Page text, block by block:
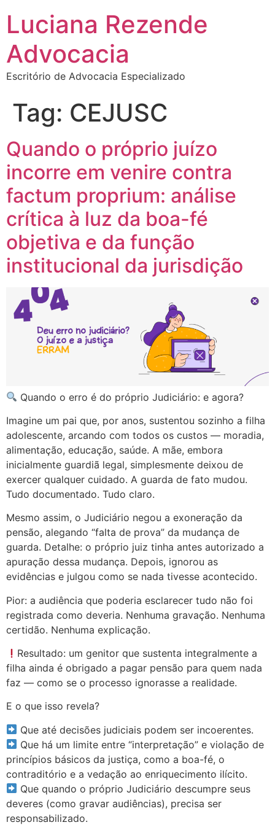
Luciana Rezende
Advocacia
Escritório de Advocacia Especializado
Tag: CEJUSC
Quando o próprio juízo
incorre em venire contra
factum proprium: análise
crítica à luz da boa-fé
objetiva e da função
institucional da jurisdição
Quando o erro é do próprio Judiciário: e agora?
Imagine um pai que, por anos, sustentou sozinho a filha
adolescente, arcando com todos os custos — moradia,
alimentação, educação, saúde. A mãe, embora
inicialmente guardiã legal, simplesmente deixou de
exercer qualquer cuidado. A guarda de fato mudou.
Tudo documentado. Tudo claro.
Mesmo assim, o Judiciário negou a exoneração da
pensão, alegando “falta de prova” da mudança de
guarda. Detalhe: o próprio juiz tinha antes autorizado a
apuração dessa mudança. Depois, ignorou as
evidências e julgou como se nada tivesse acontecido.
Pior: a audiência que poderia esclarecer tudo não foi
registrada como deveria. Nenhuma gravação. Nenhuma
certidão. Nenhuma explicação.
Resultado: um genitor que sustenta integralmente a
filha ainda é obrigado a pagar pensão para quem nada
faz — como se o processo ignorasse a realidade.
E o que isso revela?
Que até decisões judiciais podem ser incoerentes.
Que há um limite entre “interpretação” e violação de
princípios básicos da justiça, como a boa-fé, o
contraditório e a vedação ao enriquecimento ilícito.
Que quando o próprio Judiciário descumpre seus
deveres (como gravar audiências), precisa ser
responsabilizado.